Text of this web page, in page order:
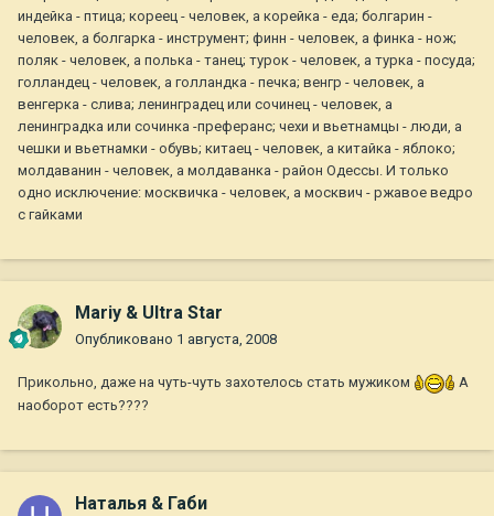
индейка - птица; кореец - человек, а корейка - еда; болгарин -
человек, а болгарка - инструмент; финн - человек, а финка - нож;
поляк - человек, а полька - танец; турок - человек, а турка - посуда;
голландец - человек, а голландка - печка; венгр - человек, а
венгерка - слива; ленинградец или сочинец - человек, а
ленинградка или сочинка -преферанс; чехи и вьетнамцы - люди, а
чешки и вьетнамки - обувь; китаец - человек, а китайка - яблоко;
молдаванин - человек, а молдаванка - район Одессы. И только
одно исключение: москвичка - человек, а москвич - ржавое ведро
с гайками
Mariy & Ultra Star
Опубликовано 1 августа, 2008
Прикольно, даже на чуть-чуть захотелось стать мужиком
А
наоборот есть????
Наталья & Габи